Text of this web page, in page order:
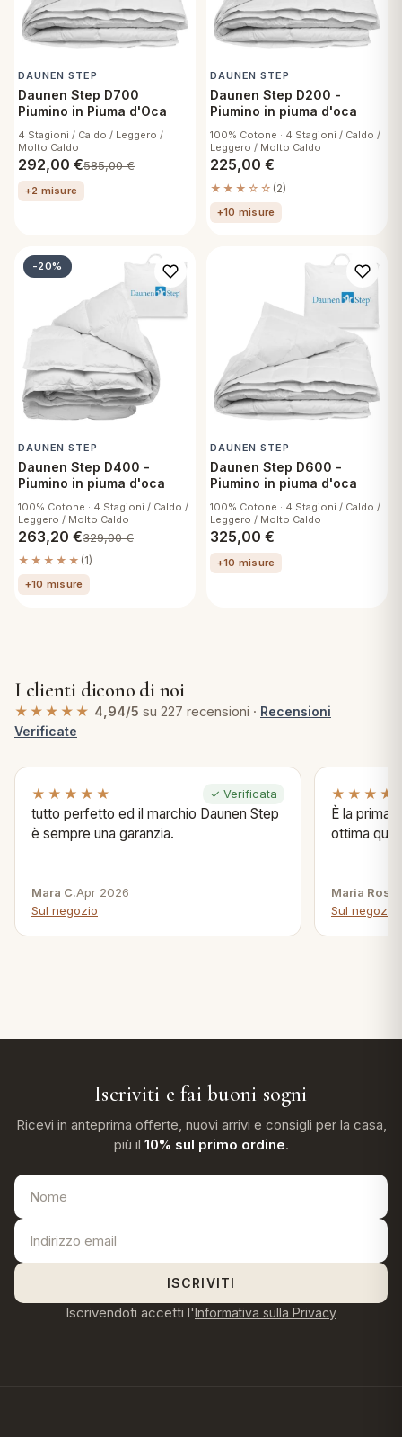
DAUNEN STEP
Daunen Step D700
Piumino in Piuma d'Oca
4 Stagioni / Caldo / Leggero /
Molto Caldo
292,00 €585,00€
+2 misure
DAUNEN STEP
Daunen Step D200 -
Piumino in piuma d'oca
100% Cotone · 4 Stagioni / Caldo /
Leggero / Molto Caldo
225,00 €
★★★☆☆ (2)
+10 misure
-20%
DAUNEN STEP
Daunen Step D400 -
Piumino in piuma d'oca
100% Cotone · 4 Stagioni / Caldo /
Leggero / Molto Caldo
263,20 €329,00€
★★★★★ (1)
+10 misure
DAUNEN STEP
Daunen Step D600 -
Piumino in piuma d'oca
100% Cotone · 4 Stagioni / Caldo /
Leggero / Molto Caldo
325,00 €
+10 misure
I clienti dicono di noi
★★★★★ 4,94/5 su 227 recensioni · Recensioni
Verificate
★★★★★ ✓ Verificata
tutto perfetto ed il marchio Daunen Step
è sempre una garanzia.
Mara C.Apr 2026
Sul negozio
È la prima
ottima
Maria Rosa
Sul negozio
Iscriviti e fai buoni sogni
Ricevi in anteprima offerte, nuovi arrivi e consigli per la casa,
più il 10% sul primo ordine.
ISCRIVITI
Iscrivendoti accetti l'Informativa sulla Privacy